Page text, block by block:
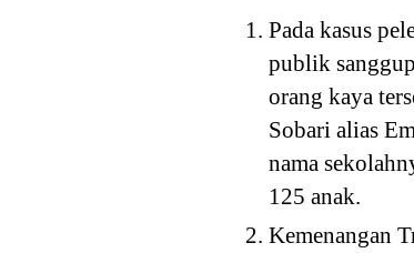
Pada kasus
publik
orang kaya
Sobari alias
nama
125 anak.
Kemenangan